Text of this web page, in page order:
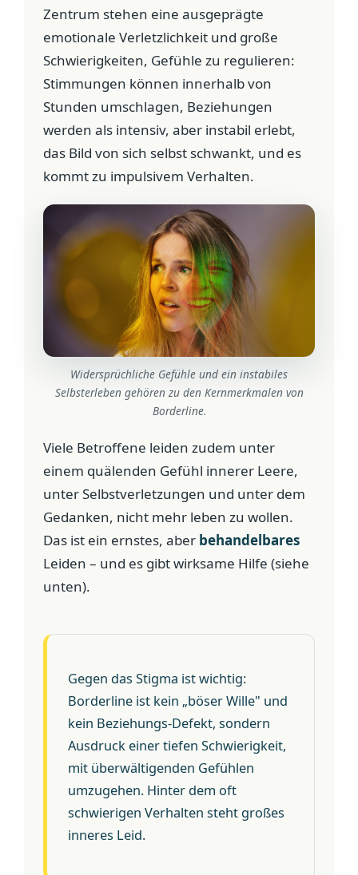
Zentrum stehen eine ausgeprägte
emotionale Verletzlichkeit und große
Schwierigkeiten, Gefühle zu regulieren:
Stimmungen können innerhalb von
Stunden umschlagen, Beziehungen
werden als intensiv, aber instabil erlebt,
das Bild von sich selbst schwankt, und es
kommt zu impulsivem Verhalten.
Widersprüchliche Gefühle und ein instabiles
Selbsterleben gehören zu den Kernmerkmalen von
Borderline.
Viele Betroffene leiden zudem unter
einem quälenden Gefühl innerer Leere,
unter Selbstverletzungen und unter dem
Gedanken, nicht mehr leben zu wollen.
Das ist ein ernstes, aber behandelbares
Leiden – und es gibt wirksame Hilfe (siehe
unten).
Gegen das Stigma ist wichtig:
Borderline ist kein „böser Wille" und
kein Beziehungs-Defekt, sondern
Ausdruck einer tiefen Schwierigkeit,
mit überwältigenden Gefühlen
umzugehen. Hinter dem oft
schwierigen Verhalten steht großes
inneres Leid.